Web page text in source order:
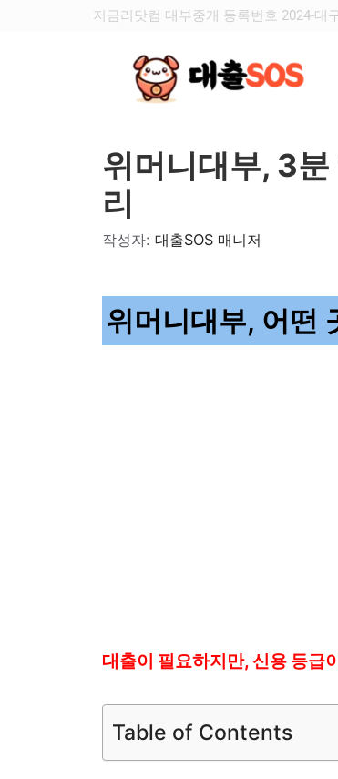
저금리닷컴 대부중개 등록번호 2024-대
위머니대부, 3
리
작성자: 대출SOS 매니저
위머니대부, 어떤
대출이 필요하지만, 신용 등급
Table of Contents